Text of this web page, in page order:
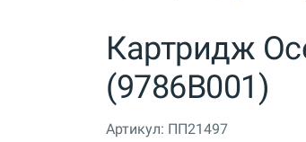
Картридж
(9786B001)
Артикул: ПП21497